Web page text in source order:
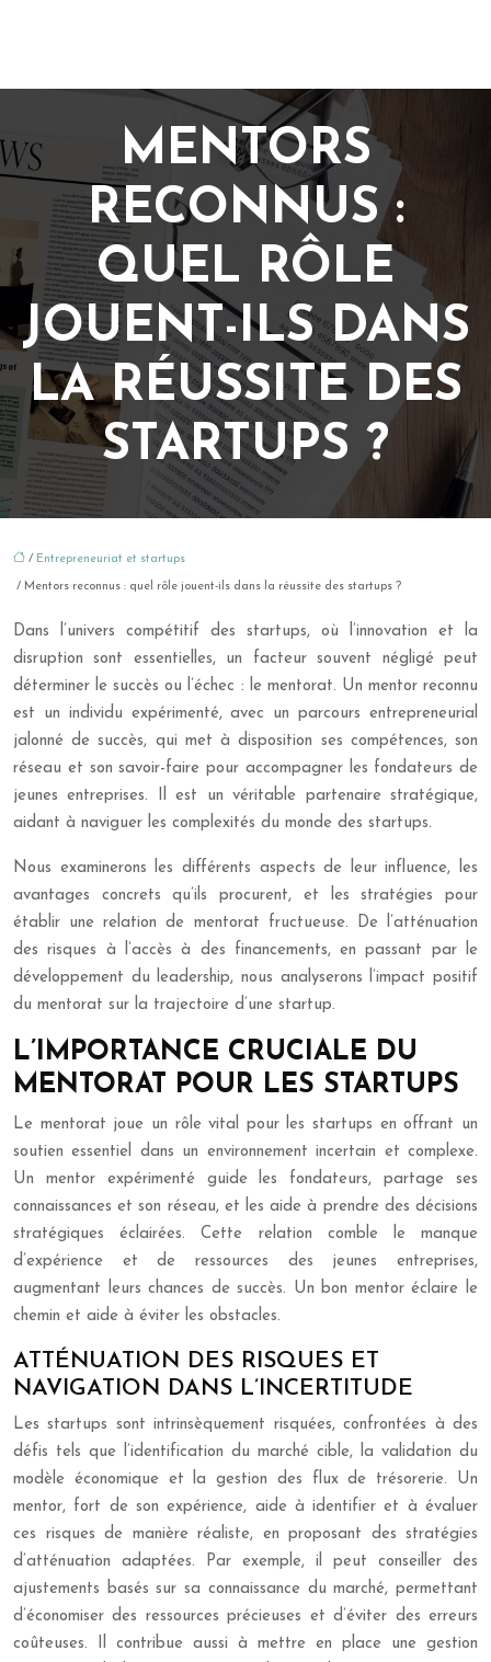
MENTORS
RECONNUS :
QUEL RÔLE
JOUENT-ILS DANS
LA RÉUSSITE DES
STARTUPS ?
/ Entrepreneuriat et startups
/ Mentors reconnus : quel rôle jouent-ils dans la réussite des startups ?
Dans l’univers compétitif des startups, où l’innovation et la
disruption sont essentielles, un facteur souvent négligé peut
déterminer le succès ou l’échec : le mentorat. Un mentor reconnu
est un individu expérimenté, avec un parcours entrepreneurial
jalonné de succès, qui met à disposition ses compétences, son
réseau et son savoir-faire pour accompagner les fondateurs de
jeunes entreprises. Il est un véritable partenaire stratégique,
aidant à naviguer les complexités du monde des startups.
Nous examinerons les différents aspects de leur influence, les
avantages concrets qu’ils procurent, et les stratégies pour
établir une relation de mentorat fructueuse. De l’atténuation
des risques à l’accès à des financements, en passant par le
développement du leadership, nous analyserons l’impact positif
du mentorat sur la trajectoire d’une startup.
L’IMPORTANCE CRUCIALE DU
MENTORAT POUR LES STARTUPS
Le mentorat joue un rôle vital pour les startups en offrant un
soutien essentiel dans un environnement incertain et complexe.
Un mentor expérimenté guide les fondateurs, partage ses
connaissances et son réseau, et les aide à prendre des décisions
stratégiques éclairées. Cette relation comble le manque
d’expérience et de ressources des jeunes entreprises,
augmentant leurs chances de succès. Un bon mentor éclaire le
chemin et aide à éviter les obstacles.
ATTÉNUATION DES RISQUES ET
NAVIGATION DANS L’INCERTITUDE
Les startups sont intrinsèquement risquées, confrontées à des
défis tels que l’identification du marché cible, la validation du
modèle économique et la gestion des flux de trésorerie. Un
mentor, fort de son expérience, aide à identifier et à évaluer
ces risques de manière réaliste, en proposant des stratégies
d’atténuation adaptées. Par exemple, il peut conseiller des
ajustements basés sur sa connaissance du marché, permettant
d’économiser des ressources précieuses et d’éviter des erreurs
coûteuses. Il contribue aussi à mettre en place une gestion